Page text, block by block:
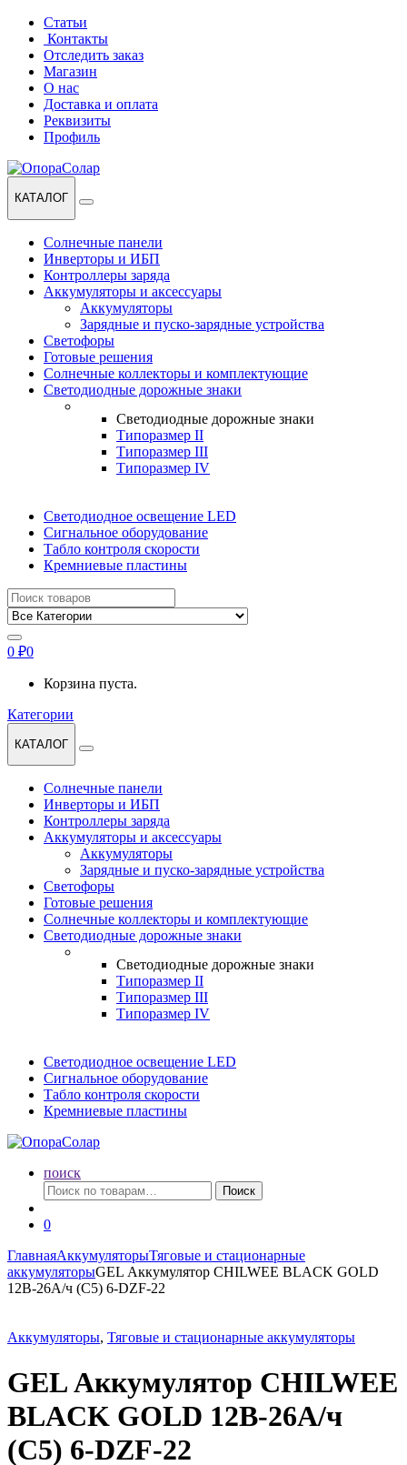
Перейти
навигации
Перейти
содержанию
Статьи
Контакты
Отследить заказ
Магазин
О нас
Доставка и оплата
Реквизиты
Профиль
КАТАЛОГ
Солнечные панели
Инверторы и ИБП
Контроллеры заряда
Аккумуляторы и аксессуары
Аккумуляторы
Зарядные и пуско-зарядные устройства
Светофоры
Готовые решения
Солнечные коллекторы и комплектующие
Светодиодные дорожные знаки
Светодиодные дорожные знаки
Типоразмер II
Типоразмер III
Типоразмер IV
Светодиодное освещение LED
Сигнальное оборудование
Табло контроля скорости
Кремниевые пластины
Найти:
0 ₽0
Корзина пуста.
Категории
КАТАЛОГ
Солнечные панели
Инверторы и ИБП
Контроллеры заряда
Аккумуляторы и аксессуары
Аккумуляторы
Зарядные и пуско-зарядные устройства
Светофоры
Готовые решения
Солнечные коллекторы и комплектующие
Светодиодные дорожные знаки
Светодиодные дорожные знаки
Типоразмер II
Типоразмер III
Типоразмер IV
Светодиодное освещение LED
Сигнальное оборудование
Табло контроля скорости
Кремниевые пластины
поиск
Искать:
Поиск
0
ГлавнаяАккумуляторыТяговые и стационарные
аккумуляторыGEL Аккумулятор CHILWEE BLACK GOLD
12В-26А/ч (С5) 6-DZF-22
Аккумуляторы, Тяговые и стационарные аккумуляторы
GEL Аккумулятор CHILWEE
BLACK GOLD 12В-26А/ч
(С5) 6-DZF-22